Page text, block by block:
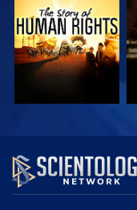
MŰSORNÉZÉS